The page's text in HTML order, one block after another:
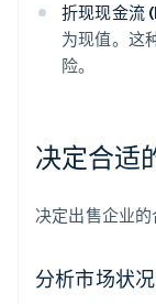
折现现金流
为现值。这
险。
决定合适
决定出售企业的
分析市场状况